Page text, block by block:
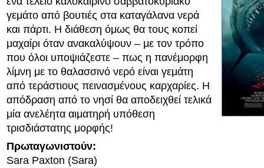
γεμάτο από βουτιές στα καταγάλανα νερά
και πάρτι. Η διάθεση όμως θα τους κοπεί
μαχαίρι όταν ανακαλύψουν – με τον τρόπο
που όλοι υποψιάζεστε – πως η πανέμορφη
λίμνη με το θαλασσινό νερό είναι γεμάτη
από τεράστιους πεινασμένους καρχαρίες. Η
απόδραση από το νησί θα αποδειχθεί τελικά
μία ανελέητα αιματηρή υπόθεση
τρισδιάστατης μορφής!
Πρωταγωνιστούν:
Sara Paxton (Sara)